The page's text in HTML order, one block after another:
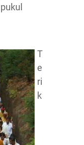
T
e
ri
k